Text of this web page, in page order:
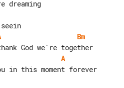
Bm
A
in this moment forever